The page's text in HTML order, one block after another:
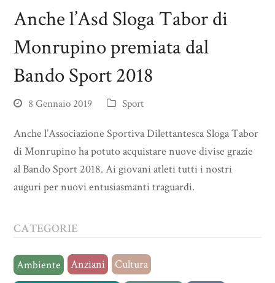
Anche l’Asd Sloga Tabor di
Monrupino premiata dal
Bando Sport 2018
8 Gennaio 2019 Sport
Anche l’Associazione Sportiva Dilettantesca Sloga Tabor
di Monrupino ha potuto acquistare nuove divise grazie
al Bando Sport 2018. Ai giovani atleti tutti i nostri
auguri per nuovi entusiasmanti traguardi.
CATEGORIE
Ambiente Anziani
Cultura